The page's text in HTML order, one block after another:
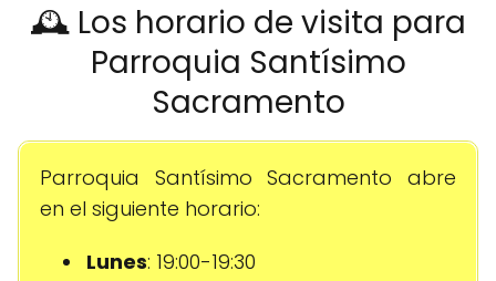
🕰️ Los horario de visita para
Parroquia Santísimo
Sacramento
Parroquia Santísimo Sacramento abre
en el siguiente horario:
Lunes: 19:00-19:30